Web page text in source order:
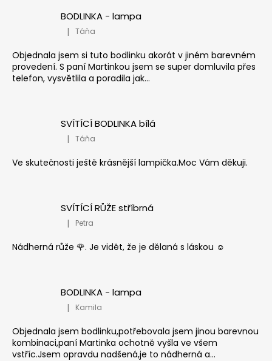
BODLINKA - lampa
Hodnocení produktu je 5 z 5 hvězdiček.
| Táňa
Objednala jsem si tuto bodlinku akorát v jiném barevném
provedení. S paní Martinkou jsem se super domluvila přes
telefon, vysvětlila a poradila jak...
SVÍTÍCÍ BODLINKA bílá
Hodnocení produktu je 5 z 5 hvězdiček.
| Táňa
Ve skutečnosti ještě krásnější lampička.Moc Vám děkuji.
SVÍTÍCÍ RŮŽE stříbrná
Hodnocení produktu je 5 z 5 hvězdiček.
| Petra
Nádherná růže 🌹. Je vidět, že je dělaná s láskou ☺️
BODLINKA - lampa
Hodnocení produktu je 5 z 5 hvězdiček.
| Kamila
Objednala jsem bodlinku,potřebovala jsem jinou barevnou
kombinaci,paní Martinka ochotně vyšla ve všem
vstříc.Jsem opravdu nadšená,je to nádherná a...